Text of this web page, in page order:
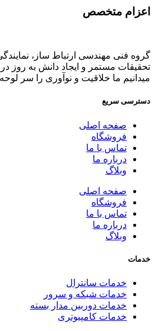
اعزام متخصص
تحقیقات مستمر و ایجاد دانش به‌ روز
میدانیم ما خلاقیت و نوآوری را سر لوحه
دسترسی سریع
صفحه اصلی
فروشگاه
تماس با ما
درباره ما
وبلاگ
صفحه اصلی
فروشگاه
تماس با ما
درباره ما
وبلاگ
خدمات
خدمات سانترال
خدمات شبکه و سرور
خدمات دوربین مدار بسته
خدمات کامپیوتری